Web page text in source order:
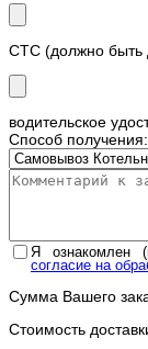
СТС (должно быть
водительское
Способ получения:
Я ознакомлен
согласие на
Сумма Вашего
Стоимость